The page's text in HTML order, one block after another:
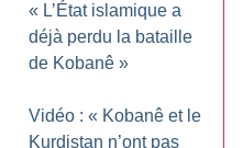
« L’État islamique a
déjà perdu la bataille
de Kobanê »
Vidéo : « Kobanê et le
Kurdistan n’ont pas